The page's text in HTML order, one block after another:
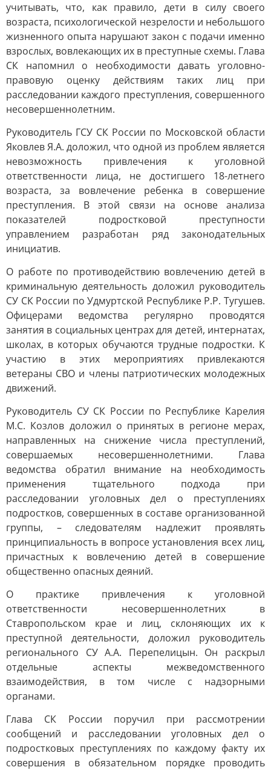
учитывать, что, как правило, дети в силу своего
возраста, психологической незрелости и небольшого
жизненного опыта нарушают закон с подачи именно
взрослых, вовлекающих их в преступные схемы. Глава
СК напомнил о необходимости давать уголовно-
правовую оценку действиям таких лиц при
расследовании каждого преступления, совершенного
несовершеннолетним.
Руководитель ГСУ СК России по Московской области
Яковлев Я.А. доложил, что одной из проблем является
невозможность привлечения к уголовной
ответственности лица, не достигшего 18-летнего
возраста, за вовлечение ребенка в совершение
преступления. В этой связи на основе анализа
показателей подростковой преступности
управлением разработан ряд законодательных
инициатив.
О работе по противодействию вовлечению детей в
криминальную деятельность доложил руководитель
СУ СК России по Удмуртской Республике Р.Р. Тугушев.
Офицерами ведомства регулярно проводятся
занятия в социальных центрах для детей, интернатах,
школах, в которых обучаются трудные подростки. К
участию в этих мероприятиях привлекаются
ветераны СВО и члены патриотических молодежных
движений.
Руководитель СУ СК России по Республике Карелия
М.С. Козлов доложил о принятых в регионе мерах,
направленных на снижение числа преступлений,
совершаемых несовершеннолетними. Глава
ведомства обратил внимание на необходимость
применения тщательного подхода при
расследовании уголовных дел о преступлениях
подростков, совершенных в составе организованной
группы, – следователям надлежит проявлять
принципиальность в вопросе установления всех лиц,
причастных к вовлечению детей в совершение
общественно опасных деяний.
О практике привлечения к уголовной
ответственности несовершеннолетних в
Ставропольском крае и лиц, склоняющих их к
преступной деятельности, доложил руководитель
регионального СУ А.А. Перепелицын. Он раскрыл
отдельные аспекты межведомственного
взаимодействия, в том числе с надзорными
органами.
Глава СК России поручил при рассмотрении
сообщений и расследовании уголовных дел о
подростковых преступлениях по каждому факту их
совершения в обязательном порядке проводить